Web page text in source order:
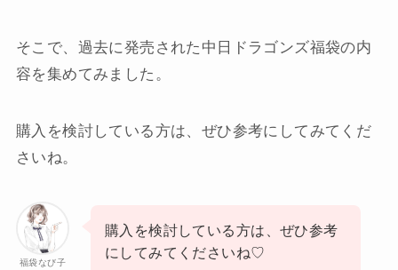
そこで、過去に発売された中日ドラゴンズ福袋の内
容を集めてみました。
購入を検討している方は、ぜひ参考にしてみてくだ
さいね。
福袋なび子
購入を検討している方は、ぜひ参考
にしてみてくださいね♡